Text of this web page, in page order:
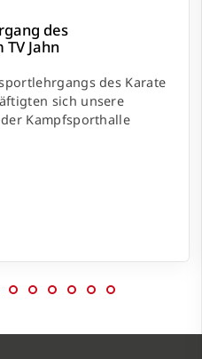
des
Jahn
des Karate
sich unsere
Kampfsporthalle